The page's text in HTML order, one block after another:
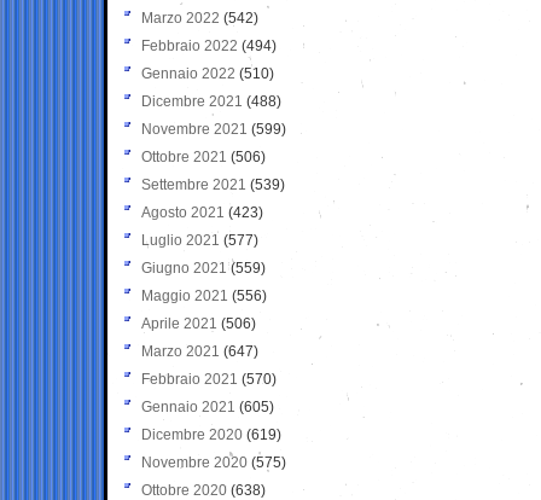
Marzo 2022 (542)
Febbraio 2022 (494)
Gennaio 2022 (510)
Dicembre 2021 (488)
Novembre 2021 (599)
Ottobre 2021 (506)
Settembre 2021 (539)
Agosto 2021 (423)
Luglio 2021 (577)
Giugno 2021(559)
Maggio 2021 (556)
Aprile 2021 (506)
Marzo 2021 (647)
Febbraio 2021 (570)
Gennaio 2021 (605)
Dicembre 2020 (619)
Novembre 2020 (575)
Ottobre 2020 (638)